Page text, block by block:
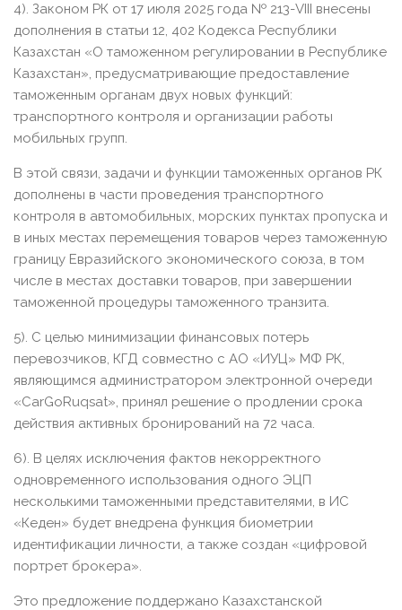
4). Законом РК от 17 июля 2025 года № 213-VIII внесены
дополнения в статьи 12, 402 Кодекса Республики
Казахстан «О таможенном регулировании в Республике
Казахстан», предусматривающие предоставление
таможенным органам двух новых функций:
транспортного контроля и организации работы
мобильных групп.
В этой связи, задачи и функции таможенных органов РК
дополнены в части проведения транспортного
контроля в автомобильных, морских пунктах пропуска и
в иных местах перемещения товаров через таможенную
границу Евразийского экономического союза, в том
числе в местах доставки товаров, при завершении
таможенной процедуры таможенного транзита.
5). С целью минимизации финансовых потерь
перевозчиков, КГД совместно с АО «ИУЦ» МФ РК,
являющимся администратором электронной очереди
«CarGoRuqsat», принял решение о продлении срока
действия активных бронирований на 72 часа.
6). В целях исключения фактов некорректного
одновременного использования одного ЭЦП
несколькими таможенными представителями, в ИС
«Кеден» будет внедрена функция биометрии
идентификации личности, а также создан «цифровой
портрет брокера».
Это предложение поддержано Казахстанской